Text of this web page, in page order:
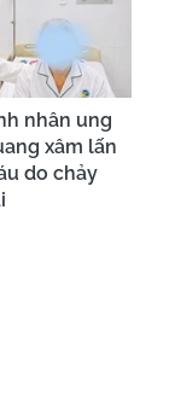
nhân ung
xâm lấn
do chảy